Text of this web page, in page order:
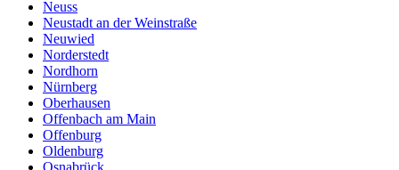
Neuss
Neustadt an der Weinstraße
Neuwied
Norderstedt
Nordhorn
Nürnberg
Oberhausen
Offenbach am Main
Offenburg
Oldenburg
Osnabrück